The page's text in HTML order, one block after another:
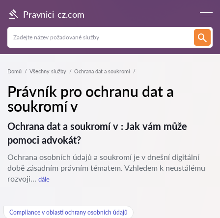
Pravnici-cz.com
Domů Všechny služby Ochrana dat a soukromí
Právník pro ochranu dat a
soukromí v
Ochrana dat a soukromí v : Jak vám může
pomoci advokát?
Ochrana osobních údajů a soukromí je v dnešní digitální
době zásadním právním tématem. Vzhledem k neustálému
rozvoji... dále
Compliance v oblasti ochrany osobních údajů